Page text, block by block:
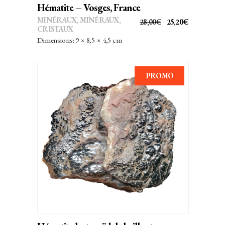
Hématite – Vosges, France
28,00€
LE
28,00€.
25,20€LE
MINÉRAUX, MINÉRAUX,
CRISTAUX
Dimensions: 9 × 8,5 × 4,5 cm
PROMO
AJOUTER AU PANIER